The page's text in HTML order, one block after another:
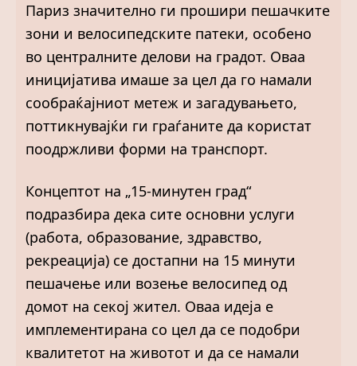
Париз значително ги прошири пешачките
зони и велосипедските патеки, особено
во централните делови на градот. Оваа
иницијатива имаше за цел да го намали
сообраќајниот метеж и загадувањето,
поттикнувајќи ги граѓаните да користат
поодржливи форми на транспорт.
Концептот на „15-минутен град“
подразбира дека сите основни услуги
(работа, образование, здравство,
рекреација) се достапни на 15 минути
пешачење или возење велосипед од
домот на секој жител. Оваа идеја е
имплементирана со цел да се подобри
квалитетот на животот и да се намали